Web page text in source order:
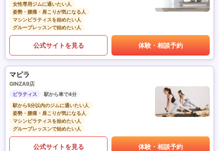
女性専用ジムに通いたい人
姿勢・腰痛・肩こりが気になる人
マシンピラティスを始めたい人
グループレッスンで始めたい人
公式サイトを見る 体験・相談予約
マピラ
GINZA9店
ピラティス
駅から車で4分
駅から5分以内のジムに通いたい人
姿勢・腰痛・肩こりが気になる人
マシンピラティスを始めたい人
グループレッスンで始めたい人
公式サイトを見る 体験・相談予約